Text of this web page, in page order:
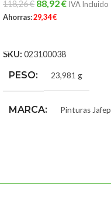
118,26€ 88,92€ IVA Incluido
Ahorras:29,34€
SKU: 023100038
PESO 23,981 g
MARCA Pinturas Jafep